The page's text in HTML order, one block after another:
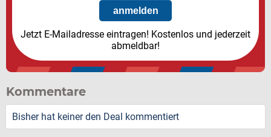
Jetzt E-Mailadresse eintragen! Kostenlos und jederzeit
abmeldbar!
Kommentare
Bisher hat keiner den Deal kommentiert